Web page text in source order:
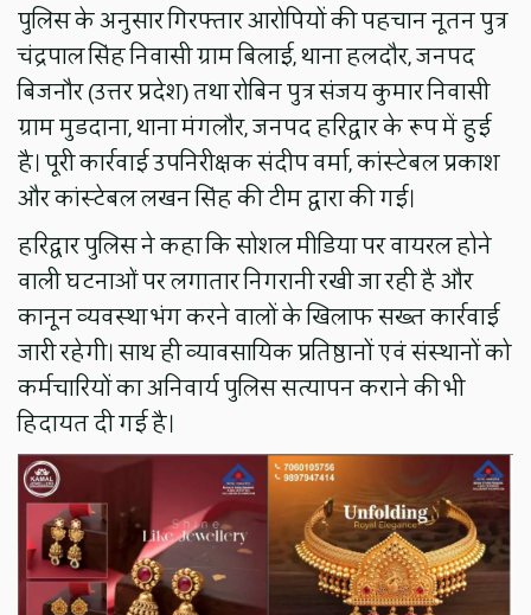
पुलिस के अनुसार गिरफ्तार आरोपियों की पहचान नूतन पुत्र
चंद्रपाल सिंह निवासी ग्राम बिलाई, थाना हलदौर, जनपद
बिजनौर (उत्तर प्रदेश) तथा रोबिन पुत्र संजय कुमार निवासी
ग्राम मुडदाना, थाना मंगलौर, जनपद हरिद्वार के रूप में हुई
है। पूरी कार्रवाई उपनिरीक्षक संदीप वर्मा, कांस्टेबल प्रकाश
और कांस्टेबल लखन सिंह की टीम द्वारा की गई।
हरिद्वार पुलिस ने कहा कि सोशल मीडिया पर वायरल होने
वाली घटनाओं पर लगातार निगरानी रखी जा रही है और
कानून व्यवस्था भंग करने वालों के खिलाफ सख्त कार्रवाई
जारी रहेगी। साथ ही व्यावसायिक प्रतिष्ठानों एवं संस्थानों को
कर्मचारियों का अनिवार्य पुलिस सत्यापन कराने की भी
हिदायत दी गई है।